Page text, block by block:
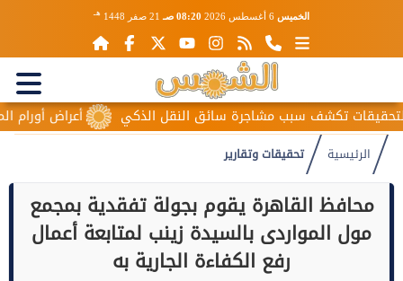
الخميس 08:20 صـ 21 صفر 1448 هـ
أعراض أورام المبيض تكشف سبب مشاجرة سائق النقل الذكي
الرئيسية تحقيقات وتقارير
محافظ القاهرة يقوم بجولة تفقدية بمجمع
مول المواردى بالسيدة زينب لمتابعة أعمال
رفع الكفاءة الجارية به